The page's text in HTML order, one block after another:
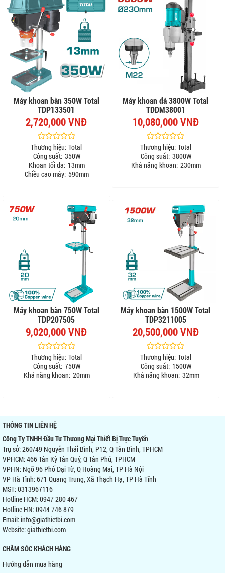
Máy khoan bàn 350W Total
TDP133501
2,720,000 VNĐ
Thương hiệu: Total
Công suất: 350W
Khoan tối đa: 13mm
Chiều cao máy: 590mm
Máy khoan đá 3800W Total
TDDM38001
10,080,000 VNĐ
Thương hiệu: Total
Công suất: 3800W
Khả năng khoan: 230mm
Máy khoan bàn 750W Total
TDP207505
9,020,000 VNĐ
Thương hiệu: Total
Công suất: 750W
Khả năng khoan: 20mm
Máy khoan bàn 1500W Total
TDP3211005
20,500,000 VNĐ
Thương hiệu: Total
Công suất: 1500W
Khả năng khoan: 32mm
THÔNG TIN LIÊN HỆ
Công Ty TNHH Đầu Tư Thương Mại Thiết Bị Trực Tuyến
Trụ sở: 260/49 Nguyễn Thái Bình, P12, Q Tân Bình, TPHCM
VPHCM: 466 Tân Kỳ Tân Quý, Q Tân Phú, TPHCM
VPHN: Ngõ 96 Phố Đại Từ, Q Hoàng Mai, TP Hà Nội
VP Hà Tĩnh: 671 Quang Trung, Xã Thạch Hạ, TP Hà Tĩnh
MST: 0313967116
Hotline HCM: 0947 280 467
Hotline HN: 0944 746 879
Email: info@giathietbi.com
Website:giathietbi.com
CHĂM SÓC KHÁCH HÀNG
Hướng dẫn mua hàng